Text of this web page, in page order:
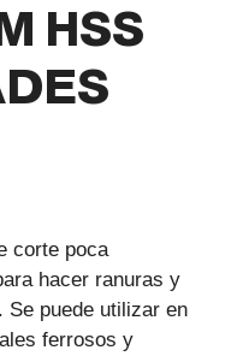
HSS
corte poca
hacer ranuras y
Se puede utilizar en
ferrosos y